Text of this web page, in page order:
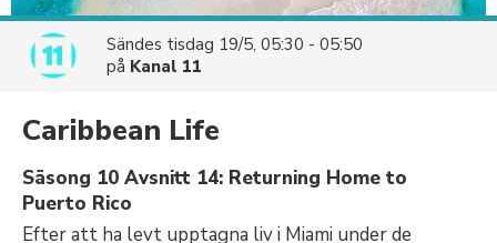
Sändes tisdag 19/5, 05:30 - 05:50
på Kanal 11
Caribbean Life
Säsong 10 Avsnitt 14: Returning Home to
Puerto Rico
Efter att ha levt upptagna liv i Miami under de